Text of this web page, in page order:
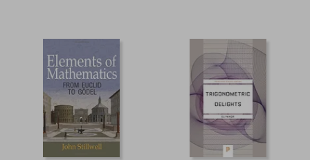
50%
dcto. $ 57.900
50%
dcto.